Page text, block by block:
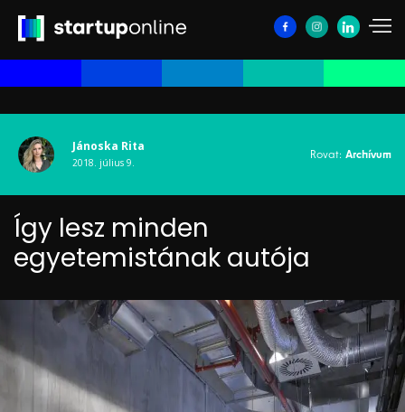
Jánoska Rita
2018. július 9.
Rovat: Archívum
Így lesz minden
egyetemistának autója